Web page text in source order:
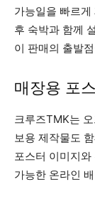
가능일을 빠르게
후 숙박과 함께
이 판매의 출발
매장용 포
크루즈TMK는
보용 제작물도
포스터 이미지
가능한 온라인